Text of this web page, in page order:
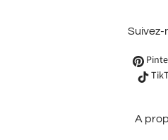
Suivez-
A